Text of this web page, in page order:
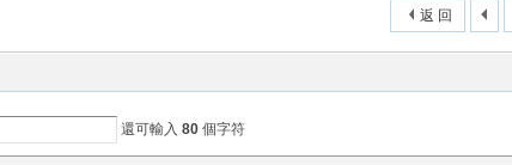
返 回
還可輸入 80 個字符